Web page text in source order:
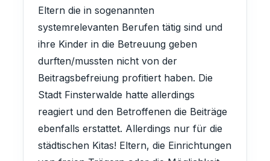
Eltern die in sogenannten
systemrelevanten Berufen tätig sind und
ihre Kinder in die Betreuung geben
durften/mussten nicht von der
Beitragsbefreiung profitiert haben. Die
Stadt Finsterwalde hatte allerdings
reagiert und den Betroffenen die Beiträge
ebenfalls erstattet. Allerdings nur für die
städtischen Kitas! Eltern, die Einrichtungen